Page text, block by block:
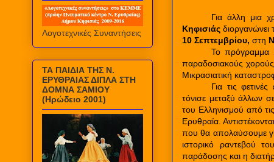
Για άλλη μια
Κηφισιάς διοργανώνει
10 Σεπτεμβρίου, στη
Το πρόγραμμα
παραδοσιακούς
Μικρασιατική
Για τις
τόνισε μεταξύ άλλων
του Ελληνισμού από
Ερυθραία.
που θα απολαύσουμε
ιστορικό ραντεβού
παράδοσης και η
Λογοτεχνικές Συναντήσεις
ΤΑ ΠΑΙΔΙΑ ΤΗΣ Ν.
ΕΡΥΘΡΑΙΑΣ ΔΙΠΛΑ ΣΤΗ
ΔΟΜΝΑ ΣΑΜΙΟΥ
(Ηρώδειο 2001)